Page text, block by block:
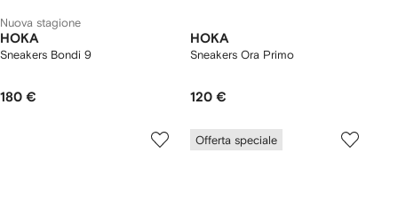
Nuova stagione
HOKA
Sneakers Bondi 9
180 €
HOKA
Sneakers Ora Primo
120 €
Offerta speciale